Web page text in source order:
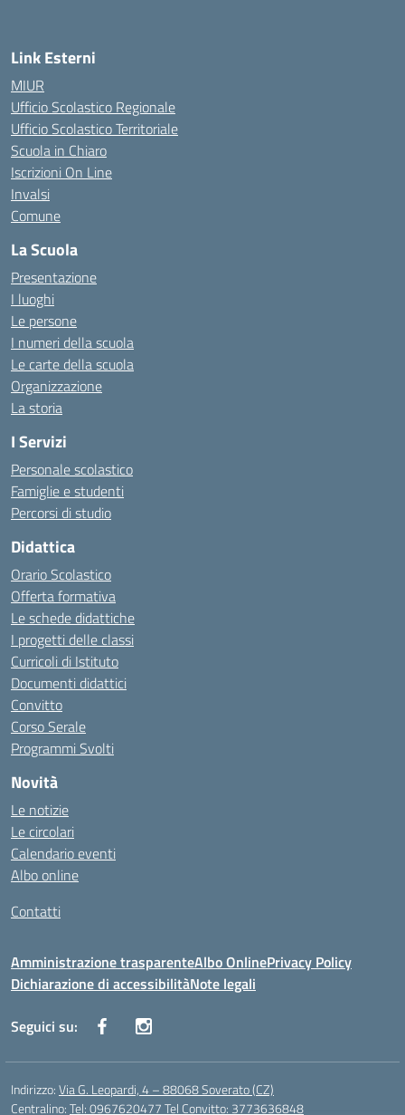
Link Esterni
MIUR
Ufficio Scolastico Regionale
Ufficio Scolastico Territoriale
Scuola in Chiaro
Iscrizioni On Line
Invalsi
Comune
La Scuola
Presentazione
I luoghi
Le persone
I numeri della scuola
Le carte della scuola
Organizzazione
La storia
I Servizi
Personale scolastico
Famiglie e studenti
Percorsi di studio
Didattica
Orario Scolastico
Offerta formativa
Le schede didattiche
I progetti delle classi
Curricoli di Istituto
Documenti didattici
Convitto
Corso Serale
Programmi Svolti
Novità
Le notizie
Le circolari
Calendario eventi
Albo online
Contatti
Amministrazione trasparenteAlbo OnlinePrivacy Policy
Dichiarazione di accessibilitàNote legali
Seguici su:
Indirizzo:Via G. Leopardi, 4 – 88068 Soverato (CZ)
Centralino:Tel: 0967620477 Tel Convitto: 3773636848